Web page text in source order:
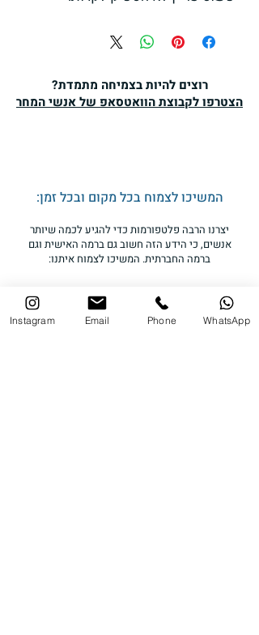
רוצים להיות בצמיחה מתמדת?
הצטרפו לקבוצת הוואטסאפ של אנשי המחר
המשיכו לצמוח בכל מקום ובכל זמן:
יצרנו הרבה פלטפורמות כדי להגיע לכמה שיותר
אנשים, כי הידע הזה חשוב גם ברמה האישית וגם
ברמה החברתית. המשיכו לצמוח איתנו:
לדף הפייסבוק של פרופ' עוז גוטרמן
Instagram Email Phone WhatsApp